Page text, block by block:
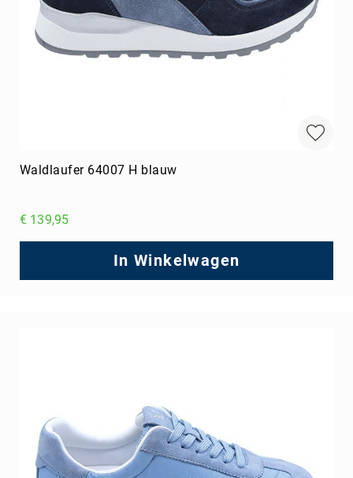
Waldlaufer 64007 H blauw
€ 139,95
In Winkelwagen